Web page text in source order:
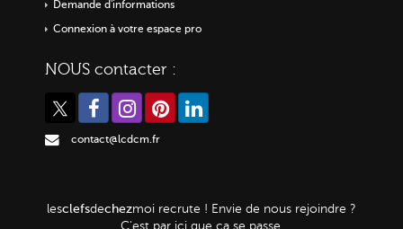
Demande d'informations
Connexion à votre espace pro
NOUS contacter :
contact@lcdcm.fr
lesclefsdechezmoi recrute ! Envie de nous rejoindre ?
C'est par ici que ça se passe.